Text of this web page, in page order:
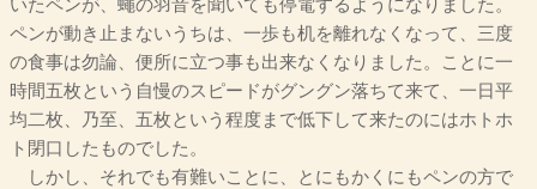
いたペンが、蠅の羽音を聞いても停電するようになりました。
ペンが動き止まないうちは、一歩も机を離れなくなって、三度
の食事は勿論、便所に立つ事も出来なくなりました。ことに一
時間五枚という自慢のスピードがグングン落ちて来て、一日平
均二枚、乃至、五枚という程度まで低下して来たのにはホトホ
ト閉口したものでした。
しかし、それでも有難いことに、とにもかくにもペンの方で